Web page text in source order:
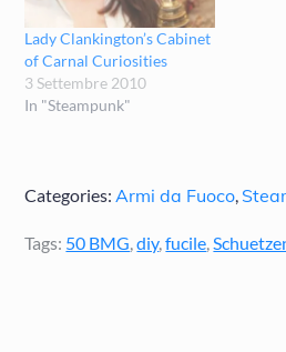
Lady Clankington’s Cabinet
of Carnal Curiosities
3 Settembre 2010
In "Steampunk"
Categories: Armi da Fuoco
Tags: 50 BMG ,diy,fucile